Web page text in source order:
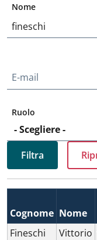
Nome
E-mail
Ruolo
Cognome Nome
Fineschi
Vittorio